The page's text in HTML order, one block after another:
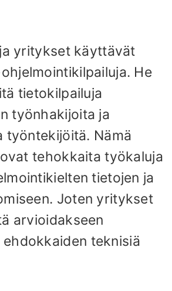
yritykset käyttävät
He
tietokilpailuja
työnhakijoita ja
työntekijöitä. Nämä
tehokkaita työkaluja
tietojen ja
Joten yritykset
arvioidakseen
teknisiä